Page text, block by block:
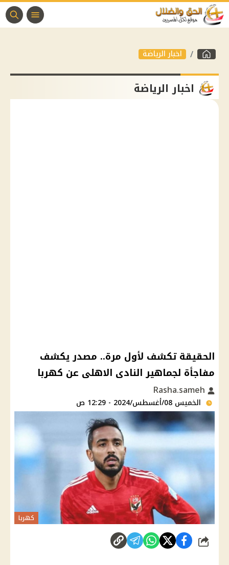
اخبار الرياضة
اخبار الرياضة
الحقيقة تكشف لأول مرة.. مصدر يكشف
مفاجأة لجماهير النادى الاهلى عن كهربا
الخميس 08/أغسطس/2024 - 12:29 ص
كهربا
شارك